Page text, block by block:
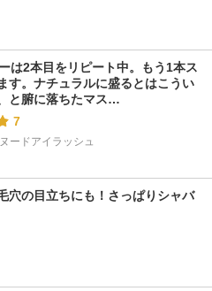
は2本目をリピート中。もう1本ス
す。ナチュラルに盛るとはこうい
と腑に落ちたマス…
7
ードアイラッシュ
穴の目立ちにも！さっぱりシャバ